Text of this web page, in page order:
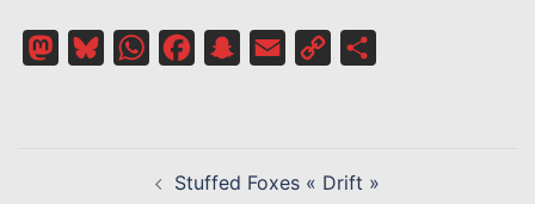
MastodonBlueskyWhatsAppFacebookSnapchat
Email
Copy
Stuffed Foxes « Drift »